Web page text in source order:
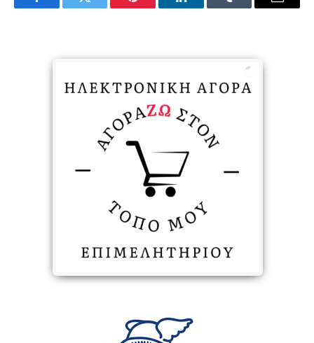
FacebookTwitter Pinterest LinkedInTumblr Email